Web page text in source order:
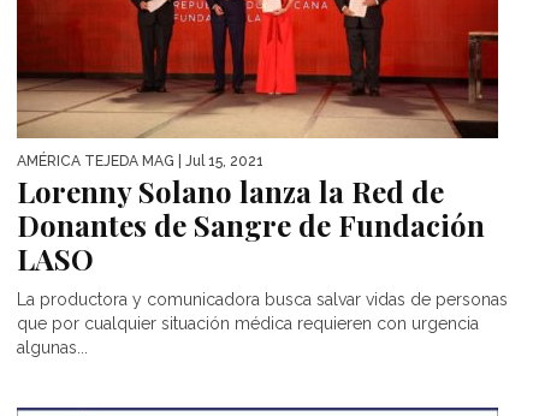
AMÉRICA TEJEDA MAG | Jul 15, 2021
Lorenny Solano lanza la Red de
Donantes de Sangre de Fundación
LASO
La productora y comunicadora busca salvar vidas de personas
que por cualquier situación médica requieren con urgencia
algunas...